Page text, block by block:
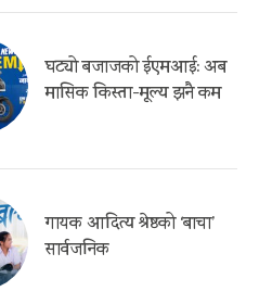
घट्यो बजाजको ईएमआई: अब
मासिक किस्ता-मूल्य झनै कम
गायक आदित्य श्रेष्ठको ‘बाचा’
सार्वजनिक